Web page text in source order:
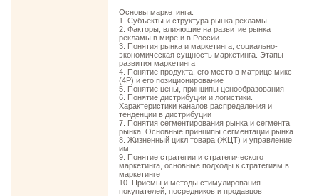
Основы маркетинга.
1. Субъекты и структура рынка рекламы
2. Факторы, влияющие на развитие рынка
рекламы в мире и в России
3. Понятия рынка и маркетинга, социально-
экономическая сущность маркетинга. Этапы
развития маркетинга
4. Понятие продукта, его место в матрице микс
(4Р) и его позиционирование
5. Понятие цены, принципы ценообразования
6. Понятие дистрибуции и логистики.
Характеристики каналов распределения и
тенденции в дистрибуции
7. Понятия сегментирования рынка и сегмента
рынка. Основные принципы сегментации рынка
8. Жизненный цикл товара (ЖЦТ) и управление
им.
9. Понятие стратегии и стратегического
маркетинга, основные подходы к стратегиям в
маркетинге
10. Приемы и методы стимулирования
покупателей, посредников и продавцов